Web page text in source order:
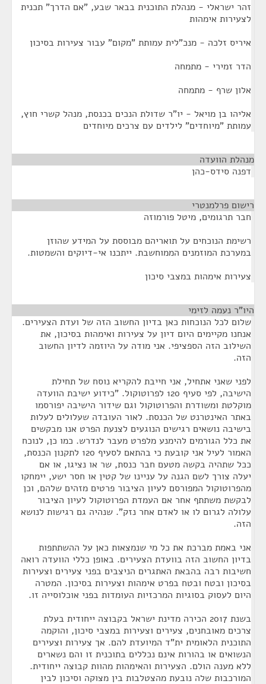
זהר ישראלי - מנהלת התוכנית בבאר שבע, "אם הדרך" תכנית
לצעירות אימהות
איריס זלכה - מנכ"לית עמותת "מקום" עבור צעירות בסיכון
הדר זמירי - מתמחה
אלון שרף - מתמחה
אליהו בן מויאל - יו"ר שדולת הנכים בכנסת, מנהל קשרי חוץ,
עמותת "מיוחדים" לילדים עם צרכים מיוחדים
מנהלת הוועדה
דפנה סידס-כהן
רישום פרלמנטרי
חבר תרגומים, מיטל פורמוזה
רשימת הנוכחים על תואריהם מבוססת על המידע שהוזן
במערכת המוזמנים הממוחשבת. ייתכנו אי-דיוקים והשמטות.
צעירות אימהות במצבי סיכון
היו"ר נעמה לזימי
שלום לכל הנוכחות כאן בדיון החשוב הזה של ועדת הצעירים.
אנחנו מקיימים היום דיון על צעירות ואימהות בסיכון, את
השילוב הזה הספציפי. אני מודה על היוזמה לדיון החשוב
הזה.
לפני שאני אתחיל, אני חייבת להקריא נוסח של תחילת
הישיבה, לפי סעיף 120 לפרוטוקול. "כידוע ישיבת הוועדה
מוקלטת ומשודרת והפרוטוקול וגם שידור הישיבה יפורסמו
באתר האינטרנט של הכנסת. לאור העובדה שעלולים לעלות
בישיבה נושאים רגישים הנוגעים לצנעת הפרט אנו מבקשים
את כלל הגורמים להימנע מלפרט מעבר לנדרש. כמו כן, לנוכח
האמור לעיל אני קובעת כי בהתאם לסעיף 120 לתקנון הכנסת,
ככל שתהיה בקשה מטעם חבר כנסת, שר או נציגו, או אם
יעלה צורך לשם הגנה על עניינו של קטין או חסר ישע, יימחקו
מהפרוטוקול המפורסם לעיון הציבור פרטים מזהים שלהם, וכן
לבקשת משתתף אחר אם העמדת הפרוטוקול לעיון הציבור
עלולה לגרום לו או לאדם אחר נזק". שנהיה גם רגישות לנושא
הזה.
אני באמת מברכת את כל מי שנמצאות כאן על ההשתתפות
בדיון החשוב הזה בוועדת הצעירים. באופן כללי הוועדה רואה
חשיבות רבה בהבאת האתגרים הניצבים בפני צעירים וצעירות
בסיכון ובטח ובטח בפרט אימהות וצעירות בסיכון. המטרה
היום לעסוק בסוגיות המרכזיות העומדות בפני אוכלוסייה זו.
בשנת 2017 הכירה מדינת ישראל בקבוצה ייחודית בעלת
צרכים מאובחנים, צעירים וצעירות במצבי סיכון, והוקמה
התוכנית הלאומית ית"ד המיועדת להם. אך צעירות וצעירים
הנשואים או בהורות אינם נכללים בתוכנית זו והם נשארים
ללא מענה הולם. הצעירות והאימהות מהוות קבוצה ייחודית.
המורכבות שלה נובעת מהצטלבות בין מצוקה וסיכון לבין